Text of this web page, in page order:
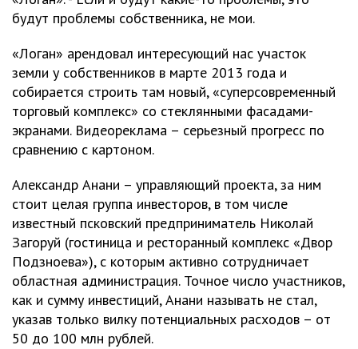
будут проблемы собственника, не мои.
«Логан» арендовал интересующий нас участок
земли у собственников в марте 2013 года и
собирается строить там новый, «суперсовременный
торговый комплекс» со стеклянными фасадами-
экранами. Видеореклама – серьезный прогресс по
сравнению с картоном.
Александр Анани – управляющий проекта, за ним
стоит целая группа инвесторов, в том числе
известный псковский предприниматель Николай
Загоруй (гостиница и ресторанный комплекс «Двор
Подзноева»), с которым активно сотрудничает
областная администрация. Точное число участников,
как и сумму инвестиций, Анани называть не стал,
указав только вилку потенциальных расходов – от
50 до 100 млн рублей.